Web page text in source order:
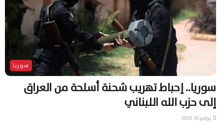
سوريا
سوريا.. إحباط تهريب شحنة أسلحة من العراق
إلى حزب الله اللبناني
يوليو 16, 2026